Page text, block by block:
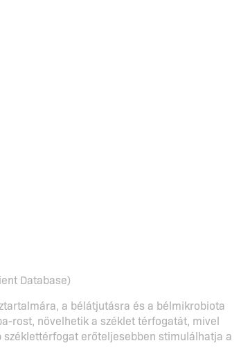
Database)
a bélátjutásra és a bélmikrobiota
rost, növelhetik a széklet térfogatát, mivel
erőteljesebben stimulálhatja a